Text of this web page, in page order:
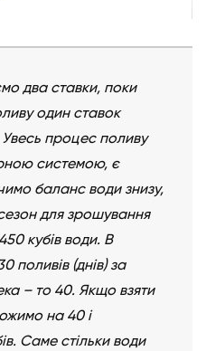
два ставки, поки
один ставок
Увесь процес поливу
системою, є
баланс води знизу,
для зрошування
кубів води. В
поливів (днів) за
– то 40. Якщо взяти
на 40 і
Саме стільки води